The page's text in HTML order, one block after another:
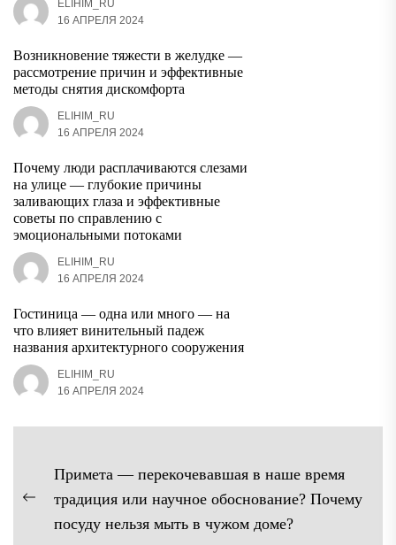
ELIHIM_RU
16 АПРЕЛЯ 2024
Возникновение тяжести в желудке —
рассмотрение причин и эффективные
методы снятия дискомфорта
ELIHIM_RU
16 АПРЕЛЯ 2024
Почему люди расплачиваются слезами
на улице — глубокие причины
заливающих глаза и эффективные
советы по справлению с
эмоциональными потоками
ELIHIM_RU
16 АПРЕЛЯ 2024
Гостиница — одна или много — на
что влияет винительный падеж
названия архитектурного сооружения
ELIHIM_RU
16 АПРЕЛЯ 2024
Навигация
по
записям
Предыдущая
запись:
Примета — перекочевавшая в наше время
традиция или научное обоснование? Почему
посуду нельзя мыть в чужом доме?